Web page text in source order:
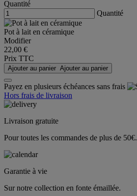
Quantité
Quantité
Pot à lait en céramique
Modifier
22,00 €
Prix TTC
Ajouter au panier Ajouter au panier
Payez en plusieurs échéances sans frais
Hors frais de livraison
Livraison gratuite
Pour toutes les commandes de plus de 50€.
Garantie à vie
Sur notre collection en fonte émaillée.